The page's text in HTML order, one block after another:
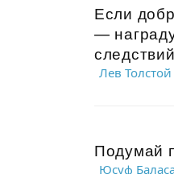
Если
—
Лев Толстой
Подумай
Юсуф